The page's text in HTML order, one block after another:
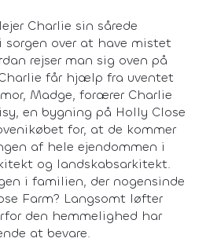
Charlie sin sårede
over at have mistet
rejser man sig oven på
får hjælp fra uventet
Madge, forærer Charlie
en bygning på Holly Close
for, at de kommer
af hele ejendommen i
og landskabsarkitekt.
i familien, der nogensinde
Farm? Langsomt løfter
den hemmelighed har
at bevare.